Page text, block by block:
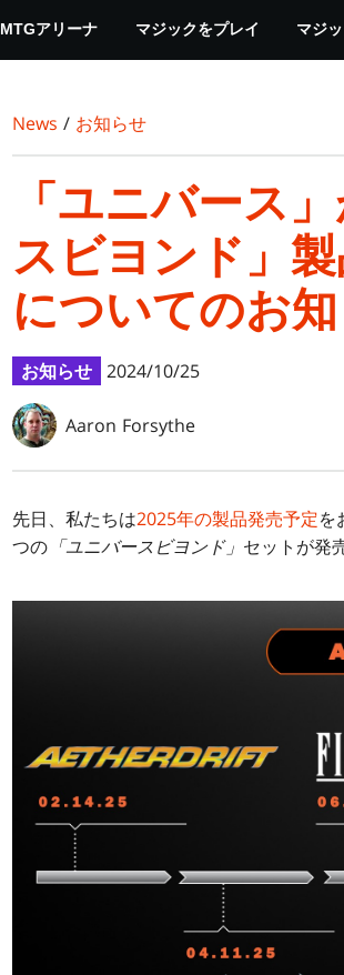
MTGアリーナ マジックをプレイ マジ
News / お知らせ
「ユニバース
スビヨンド」
についてのお
お知らせ 2024/10/25
Aaron Forsythe
先日、私たちは2025年の製品発売予定を
つの 「ユニバースビヨンド」 セットが発